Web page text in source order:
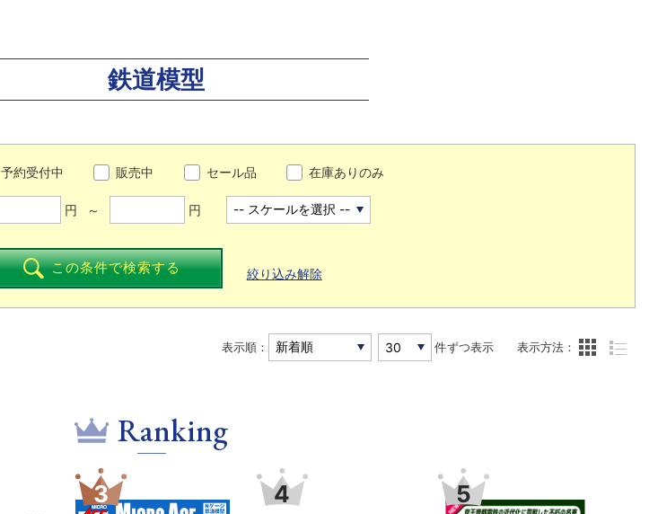
鉄道模型
予約受付中 販売中 セール品 在庫ありのみ
円 ～ 円
この条件で検索する 絞り込み解除
表示順： 件ずつ表示 表示方法：
Ranking